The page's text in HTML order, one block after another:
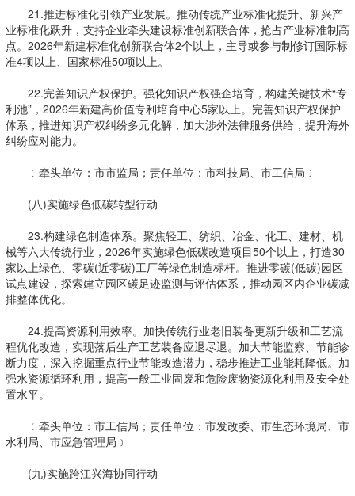
21.推进标准化引领产业发展。推动传统产业标准化提升、新兴产
业标准化跃升，支持企业牵头建设标准创新联合体，抢占产业标准制高
点。2026年新建标准化创新联合体2个以上，主导或参与制修订国际标
准4项以上、国家标准50项以上。
22.完善知识产权保护。强化知识产权强企培育，构建关键技术“专
利池”，2026年新建高价值专利培育中心5家以上。完善知识产权保护
体系，推进知识产权纠纷多元化解，加大涉外法律服务供给，提升海外
纠纷应对能力。
﹝牵头单位：市市监局；责任单位：市科技局、市工信局﹞
(八)实施绿色低碳转型行动
23.构建绿色制造体系。聚焦轻工、纺织、冶金、化工、建材、机
械等六大传统行业，2026年实施绿色低碳改造项目50个以上，打造30
家以上绿色、零碳(近零碳)工厂等绿色制造标杆。推进零碳(低碳)园区
试点建设，探索建立园区碳足迹监测与评估体系，推动园区内企业碳减
排整体优化。
24.提高资源利用效率。加快传统行业老旧装备更新升级和工艺流
程优化改造，实现落后生产工艺装备应退尽退。加大节能监察、节能诊
断力度，深入挖掘重点行业节能改造潜力，稳步推进工业能耗降低。加
强水资源循环利用，提高一般工业固废和危险废物资源化利用及安全处
置水平。
﹝牵头单位：市工信局；责任单位：市发改委、市生态环境局、市
水利局、市应急管理局﹞
(九)实施跨江兴海协同行动